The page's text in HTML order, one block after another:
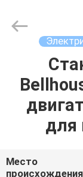
ГЛАВНАЯ
ВИДЕО
Ltd..
для
Место